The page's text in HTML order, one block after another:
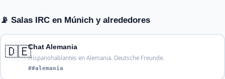
📡 Salas IRC en Múnich y alrededores
🇩🇪Chat Alemania
Hispanohablantes en Alemania. Deutsche Freunde.
##alemania